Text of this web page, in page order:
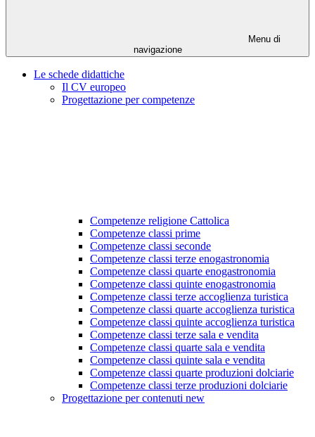
Menu di
navigazione
Le schede didattiche
Il CV europeo
Progettazione per competenze
Competenze religione Cattolica
Competenze classi prime
Competenze classi seconde
Competenze classi terze enogastronomia
Competenze classi quarte enogastronomia
Competenze classi quinte enogastronomia
Competenze classi terze accoglienza turistica
Competenze classi quarte accoglienza turistica
Competenze classi quinte accoglienza turistica
Competenze classi terze sala e vendita
Competenze classi quarte sala e vendita
Competenze classi quinte sala e vendita
Competenze classi quarte produzioni dolciarie
Competenze classi terze produzioni dolciarie
Progettazione per contenuti new